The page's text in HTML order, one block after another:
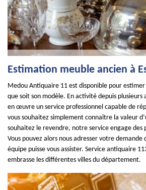
Estimation meuble ancien à
Medou Antiquaire 11 est disponible pour
que soit son modèle. En activité depuis
en œuvre un service professionnel capable de
vous souhaitez simplement connaître la valeur
souhaitez le revendre, notre service engage des
Vous pouvez alors nous adresser votre demande
équipe puisse vous assister. Service antiquaire
embrasse les différentes villes du département.